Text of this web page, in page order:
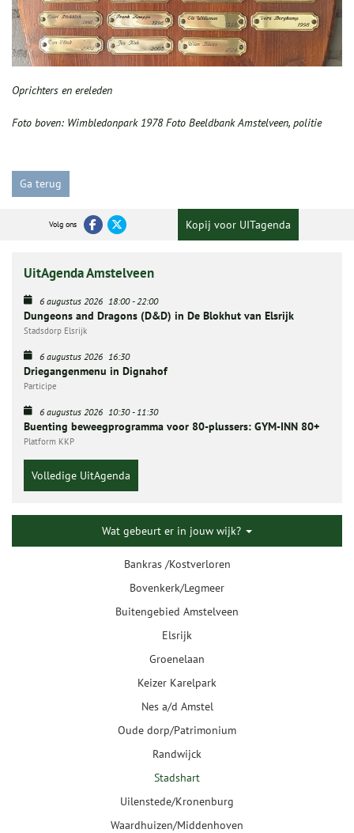
Oprichters en ereleden
Foto boven: Wimbledonpark 1978 Foto Beeldbank Amstelveen, politie
Ga terug
Volg ons Kopij voor UITagenda
UitAgenda Amstelveen
6 augustus 2026 18:00- 22:00
Dungeons and Dragons (D&D) in De Blokhut van Elsrijk
Stadsdorp Elsrijk
6 augustus 2026 16:30
Driegangenmenu in Dignahof
Participe
6 augustus 2026 10:30- 11:30
Buenting beweegprogramma voor 80-plussers: GYM-INN 80+
Platform KKP
Volledige UitAgenda
Wat gebeurt er in jouw wijk?
Bankras /Kostverloren
Bovenkerk/Legmeer
Buitengebied Amstelveen
Elsrijk
Groenelaan
Keizer Karelpark
Nes a/d Amstel
Oude dorp/Patrimonium
Randwijck
Stadshart
Uilenstede/Kronenburg
Waardhuizen/Middenhoven